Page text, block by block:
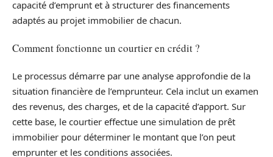
capacité d’emprunt et à structurer des financements
adaptés au projet immobilier de chacun.
Comment fonctionne un courtier en crédit ?
Le processus démarre par une analyse approfondie de la
situation financière de l’emprunteur. Cela inclut un examen
des revenus, des charges, et de la capacité d’apport. Sur
cette base, le courtier effectue une simulation de prêt
immobilier pour déterminer le montant que l’on peut
emprunter et les conditions associées.